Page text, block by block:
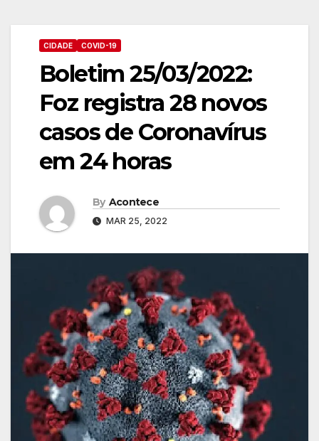
CIDADE COVID-19
Boletim 25/03/2022:
Foz registra 28 novos
casos de Coronavírus
em 24 horas
By Acontece
MAR 25, 2022